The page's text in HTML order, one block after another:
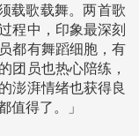
载歌载舞。两首歌
程中，印象最深刻
都有舞蹈细胞，有
团员也热心陪练，
澎湃情绪也获得良
值得了。」